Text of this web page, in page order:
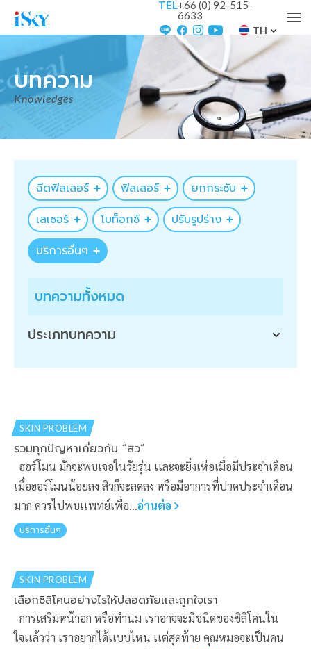
TEL+66 (0) 92-515-
6633
TH
บทความ
Knowledges
ฉีดฟิลเลอร์ ฟิลเลอร์
ยกกระชับ
เลเซอร์
โบท็อกซ์
ปรับรูปร่าง
บริการอื่นๆ
บทความทั้งหมด
ประเภทบทความ
SKIN PROBLEM
รวมทุกปัญหาเกี่ยวกับ “สิว”
ฮอร์โมน มักจะพบเจอในวัยรุ่น เเละจะยิ่งเห่อเมื่อมีประจำเดือน
เมื่อฮอร์โมนน้อยลง สิวก็จะลดลง หรือมีอาการที่ปวดประจำเดือน
มาก ควรไปพบเเพทย์เพื่อ...อ่านต่อ
บริการอื่นๆ
SKIN PROBLEM
เลือกซิลิโคนอย่างไรให้ปลอดภัยเเละถูกใจเรา
การเสริมหน้าอก หรือทำนม เราอาจจะมีชนิดของซิลิโคนใน
ใจเเล้วว่า เราอยากได้เเบบไหน เเต่สุดท้าย คุณหมอจะเป็นคน